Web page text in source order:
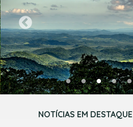
NOTÍCIAS EM DESTAQUE